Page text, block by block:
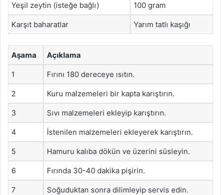
Yeşil zeytin (isteğe bağlı) 100 gram
Karşıt baharatlar Yarım tatlı kaşığı
Aşama Açıklama
1 Fırını 180 dereceye ısıtın.
2 Kuru malzemeleri bir kapta karıştırın.
3 Sıvı malzemeleri ekleyip karıştırın.
4 İstenilen malzemeleri ekleyerek karıştırın.
5 Hamuru kalıba dökün ve üzerini süsleyin.
6 Fırında 30-40 dakika pişirin.
7 Soğuduktan sonra dilimleyip servis edin.